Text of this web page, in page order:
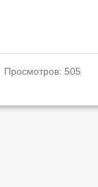
Просмотров: 505